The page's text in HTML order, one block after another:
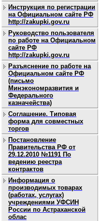
Инструкция по регистрации
на Официальном сайте РФ
http://zakupki.gov.ru
Руководство пользователя
по работе на Официальном
сайте РФ
http://zakupki.gov.ru
Разъяснение по работе на
Официальном сайте РФ
(письмо
Минэкономразвития и
Федерального
казначейства)
Соглашение. Типовая
форма для совместных
торгов
Постановление
Правительства РФ от
29.12.2010 №1191 По
ведению реестра
контрактов
Информация о
производимых товарах
(работах, услугах)
учреждениями УФСИН
России по Астраханской
облас